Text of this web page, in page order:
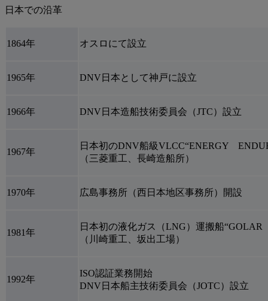
日本での沿革
1864年 オスロにて設立
1965年 DNV日本として神戸に設立
1966年 DNV日本造船技術委員会（JTC）設立
1967年
日本初のDNV船級VLCC“ENERGY
（三菱重工、長崎造船所）
1970年 広島事務所（西日本地区事務所）開設
1981年
日本初の液化ガス（LNG）運搬船
（川崎重工、坂出工場）
1992年
ISO認証業務開始
DNV日本船主技術委員会（JOTC）設立